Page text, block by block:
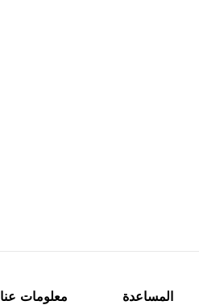
المساعدة معلومات عنا